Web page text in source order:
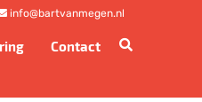
info@bartvanmegen.nl
Contact